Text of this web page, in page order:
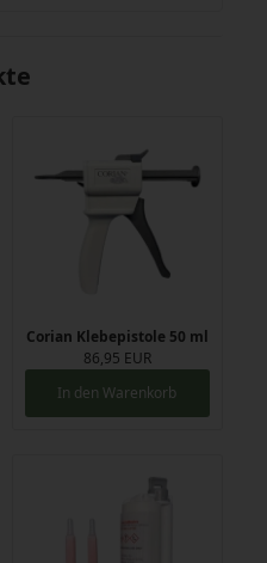
Corian Klebepistole 50 ml
86,95 EUR
In den Warenkorb